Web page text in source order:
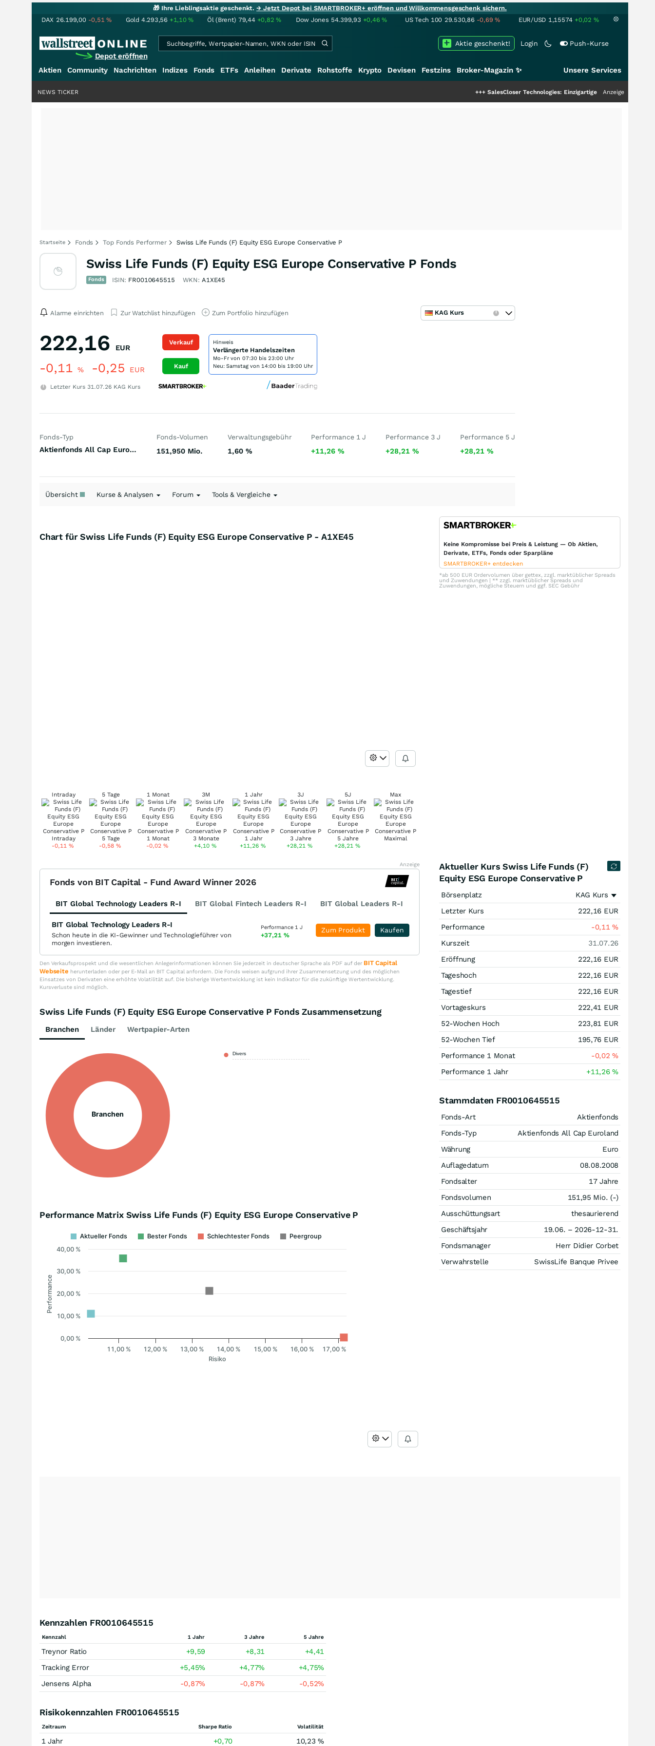
🎁 Ihre Lieblingsaktie geschenkt.→ Jetzt Depot bei SMARTBROKER+ eröffnen und Willkommensgeschenk sichern.
DAX 26.199,00 -0,51% Gold 4.293,56 +1,10% Öl (Brent) 79,44 +0,82% Dow Jones 54.399,93 +0,46% US Tech 100 29.530,86 -0,69% EUR/USD 1,15574 +0,02 %
Depot eröffnen
Login Push-Kurse
Aktie geschenkt!
Aktien Community Nachrichten Indizes Fonds ETFs Anleihen Derivate Rohstoffe Krypto Devisen Festzins Broker-Magazin ✨ Unsere Services
SalesCloser Technologies: Einzigartige Leistung zieht die Top-Dogs an!
Anzeige
NEWS TICKER
Startseite Fonds Top Fonds Performer Swiss Life Funds (F) Equity ESG Europe Conservative P
Swiss Life Funds (F) Equity ESG Europe Conservative P Fonds
Fonds ISIN: FR0010645515 WKN: A1XE45
Alarme einrichten Zur Watchlist hinzufügen Zum Portfolio hinzufügen KAG Kurs
222,16 EUR
-0,11 % -0,25 EUR
Letzter Kurs 31.07.26 KAG Kurs
Verkauf
Kauf
Hinweis
Verlängerte Handelszeiten
Mo-Fr von 07:30 bis 23:00 Uhr
Neu: Samstag von 14:00 bis 19:00 Uhr
Fonds-Typ
Aktienfonds All Cap Euroland
Fonds-Volumen
151,950 Mio.
Verwaltungsgebühr
1,60 %
Performance 1 J
+11,26%
Performance 3 J
+28,21%
Performance 5 J
+28,21 %
Übersicht Kurse & Analysen Forum Tools & Vergleiche
Chart für Swiss Life Funds (F) Equity ESG Europe Conservative P - A1XE45
Intraday
-0,11 %
5 Tage
-0,58 %
1 Monat
-0,02 %
3M
+4,10 %
1 Jahr
+11,26 %
3J
+28,21%
5J
+28,21 %
Max
Keine Kompromisse bei Preis & Leistung — Ob Aktien,
Derivate, ETFs, Fonds oder Sparpläne
SMARTBROKER+ entdecken
*ab 500 EUR Ordervolumen über gettex, zzgl. marktüblicher Spreads
und Zuwendungen | ** zzgl. marktüblicher Spreads und
Zuwendungen, mögliche Steuern und ggf. SEC Gebühr
Anzeige
Fonds von BIT Capital - Fund Award Winner 2026
BIT Global Technology Leaders R-I BIT Global Fintech Leaders R-I BIT Global Leaders R-I
BIT Global Technology Leaders R-I
Schon heute in die KI-Gewinner und Technologieführer von
morgen investieren.
Performance 1 J
+37,21 %
Kaufen
Zum Produkt
Den Verkaufsprospekt und die wesentlichen Anlegerinformationen können Sie jederzeit in deutscher Sprache als PDF auf der BIT Capital
Webseite herunterladen oder per E-Mail an BIT Capital anfordern. Die Fonds weisen aufgrund ihrer Zusammensetzung und des möglichen
Einsatzes von Derivaten eine erhöhte Volatilität auf. Die bisherige Wertentwicklung ist kein Indikator für die zukünftige Wertentwicklung.
Kursverluste sind möglich.
Swiss Life Funds (F) Equity ESG Europe Conservative P Fonds Zusammensetzung
Branchen Länder Wertpapier-Arten
Branchen
Divers
Performance Matrix Swiss Life Funds (F) Equity ESG Europe Conservative P
Risiko
Performance
Aktueller Fonds Bester Fonds Schlechtester Fonds Peergroup
11,00 % 12,00 % 13,00 % 14,00 % 15,00 % 16,00 % 17,00 %
0,00 %
10,00 %
20,00 %
30,00 %
40,00 %
Aktueller Kurs Swiss Life Funds (F)
Equity ESG Europe Conservative P
Börsenplatz
KAG Kurs
Letzter Kurs
222,16 EUR
Performance
-0,11%
Kurszeit
31.07.26
Eröffnung
222,16 EUR
Tageshoch
222,16 EUR
Tagestief
222,16 EUR
Vortageskurs
222,41 EUR
52-Wochen Hoch
223,81 EUR
52-Wochen Tief
195,76 EUR
Performance 1 Monat
-0,02%
Performance 1 Jahr
+11,26%
Stammdaten FR0010645515
Fonds-Art
Aktienfonds
Fonds-Typ
Aktienfonds All Cap Euroland
Währung
Euro
Auflagedatum
08.08.2008
Fondsalter
17 Jahre
Fondsvolumen
151,95 Mio. (-)
Ausschüttungsart
thesaurierend
Geschäftsjahr
19.06. – 2026-12-31.
Fondsmanager
Herr Didier Corbet
Verwahrstelle
SwissLife Banque Privee
Kennzahlen FR0010645515
Kennzahl 1 Jahr 3 Jahre 5 Jahre
Treynor Ratio +9,59 +8,31
+4,41
Tracking Error
+5,45% +4,77% +4,75%
Jensens Alpha
-0,87% -0,87% -0,52%
Risikokennzahlen FR0010645515
Zeitraum Sharpe Ratio Volatilität
1 Jahr +0,70 10,23 %